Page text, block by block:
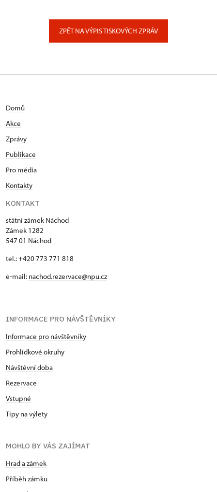
ZPĚT NA VÝPIS TISKOVÝCH ZPRÁV
Domů
Akce
Zprávy
Publikace
Pro média
Kontakty
KONTAKT
státní zámek Náchod
Zámek 1282
547 01 Náchod
tel.: +420 773 771 818
e-mail: nachod.rezervace@npu.cz
INFORMACE PRO NÁVŠTĚVNÍKY
Informace pro návštěvníky
Prohlídkové okruhy
Návštěvní doba
Rezervace
Vstupné
Tipy na výlety
MOHLO BY VÁS ZAJÍMAT
Hrad a zámek
Příběh zámku